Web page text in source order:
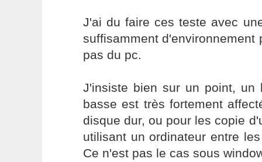
J'ai du faire ces teste avec
suffisamment d'environnement
pas du pc.
J'insiste bien sur un point, un
basse est très fortement
disque dur, ou pour les copie
utilisant un ordinateur entre
Ce n'est pas le cas sous